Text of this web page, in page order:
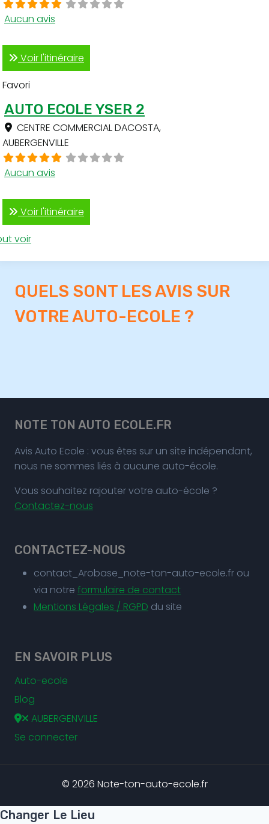
Aucun avis
Voir l'itinéraire
Favori
AUTO ECOLE YSER 2
CENTRE COMMERCIAL DACOSTA,
AUBERGENVILLE
Aucun avis
Voir l'itinéraire
voir
QUELS SONT LES AVIS SUR
VOTRE AUTO-ECOLE ?
NOTE TON AUTO ECOLE.FR
Avis Auto Ecole : vous êtes sur un site indépendant,
nous ne sommes liés à aucune auto-école.
Vous souhaitez rajouter votre auto-école ?
Contactez-nous
CONTACTEZ-NOUS
contact_Arobase_note-ton-auto-ecole.fr ou
via notre formulaire de contact
Mentions Légales / RGPD du site
EN SAVOIR PLUS
Auto-ecole
Blog
AUBERGENVILLE
Se connecter
© 2026 Note-ton-auto-ecole.fr
Changer Le Lieu